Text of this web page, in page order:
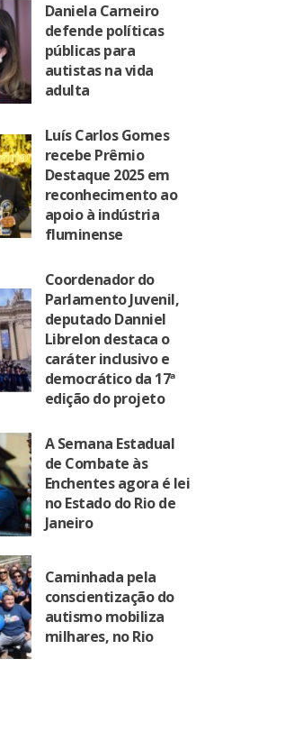
Daniela Carneiro
defende políticas
públicas para
autistas na vida
adulta
Luís Carlos Gomes
recebe Prêmio
Destaque 2025 em
reconhecimento ao
apoio à indústria
fluminense
Coordenador do
Parlamento Juvenil,
deputado Danniel
Librelon destaca o
caráter inclusivo e
democrático da 17ª
edição do projeto
A Semana Estadual
de Combate às
Enchentes agora é lei
no Estado do Rio de
Janeiro
Caminhada pela
conscientização do
autismo mobiliza
milhares, no Rio